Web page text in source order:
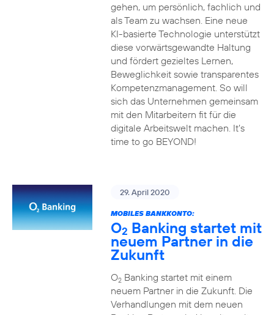
gehen, um persönlich, fachlich und
als Team zu wachsen. Eine neue
KI-basierte Technologie unterstützt
diese vorwärtsgewandte Haltung
und fördert gezieltes Lernen,
Beweglichkeit sowie transparentes
Kompetenzmanagement. So will
sich das Unternehmen gemeinsam
mit den Mitarbeitern fit für die
digitale Arbeitswelt machen. It’s
time to go BEYOND!
29. April 2020
MOBILES BANKKONTO:
O2 Banking startet mit
neuem Partner in die
Zukunft
O2Banking startet mit einem
neuem Partner in die Zukunft. Die
Verhandlungen mit dem neuen